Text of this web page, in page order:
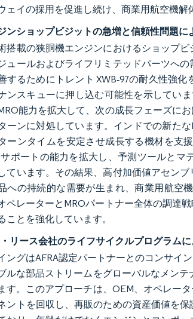
ェイの採用を促進し続け、商業用航空機解
ンショップビジットの急増と信頼性問題
搭載の狭胴機エンジンにおけるショップ
ュールおよびライフリミテッドパーツへ
するためにトレント XWB‑97の耐久性強
ンスキューに押し込む可能性を示してい
能力を拡大して、次の成長フェーズに
ーンに対処しています。インドでの新た
ーンタイムを安定させ成長する機材を支
サポートの能力を拡大し、予測ツールと
ています。その結果、高付加価値アセン
への持続的な需要が生まれ、商業用航空
ペレーターとMROパートナー全体の調達
ことを強化しています。
リース会社のライフサイクルプログラム
ングはAFRA認定パートナーとのコンサイ
ルな部品ストリームをグローバルなメン
す。このアプローチは、OEM、オペレー
ントを回収し、再販のための資産価値を